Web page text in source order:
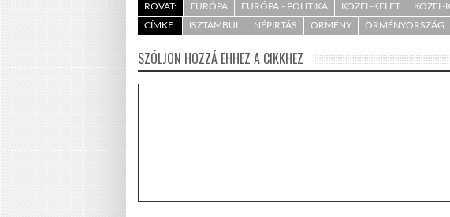
ROVAT: EURÓPA EURÓPA - POLITIKA KÖZEL-KELET
KÖZEL-
CÍMKE:
ISZTAMBUL NÉPIRTÁS ÖRMÉNY ÖRMÉNYORSZÁG
SZÓLJON HOZZÁ EHHEZ A CIKKHEZ